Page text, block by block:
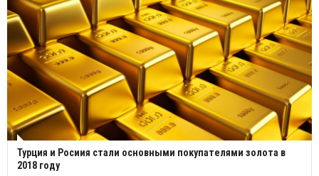
Турция и Росиия стали основными покупателями золота в
2018 году